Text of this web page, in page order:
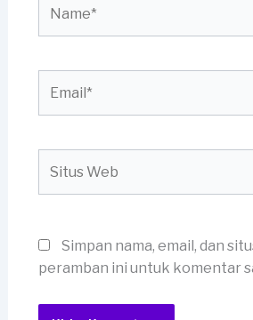
Web
Simpan nama, email, dan
peramban ini untuk komentar